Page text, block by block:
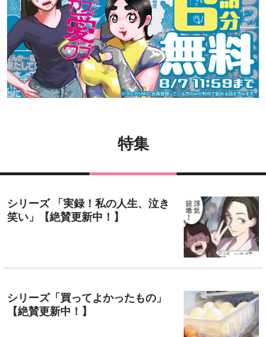
特集
シリーズ 「実録！私の人生、泣き
笑い」【絶賛更新中！】
シリーズ「買ってよかったもの」
【絶賛更新中！】